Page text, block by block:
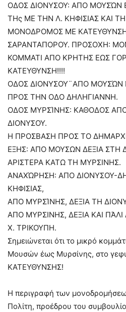
ΟΔΟΣ ΔΙΟΝΥΣΟΥ: ΑΠΟ ΜΟΥΣΏΝ
ΤΗς ΜΕ ΤΗΝ Λ. ΚΗΦΙΣΙΑΣ ΚΑΙ
ΜΟΝΟΔΡΟΜΟΣ ΜΕ
ΣΑΡΑΝΤΑΠΟΡΟΥ. ΠΡΟΣΟΧΗ:
ΚΟΜΜΑΤΙ ΑΠΟ ΚΡΗΤΗΣ ΕΩΣ
ΚΑΤΕΥΘΥΝΣΗ!!!!
ΟΔΟΣ ΔΙΟΝΥΣΟΥ¨ΑΠΟ ΜΟΥΣΏΝ
ΠΡΟΣ ΤΗΝ ΟΔΟ ΔΗΛΗΓΙΑΝΝΗ.
ΟΔΟΣ ΜΥΡΣΊΝΗΣ: ΚΑΘΟΔΟΣ
ΔΙΟΝΥΣΟΥ.
Η ΠΡΟΣΒΑΣΗ ΠΡΟΣ ΤΟ
ΕΞΗΣ: ΑΠΟ ΜΟΥΣΩΝ ΔΕΞΙΑ ΣΤΗ
ΑΡΙΣΤΕΡΑ ΚΑΤΩ ΤΗ ΜΥΡΣΙΝΗΣ.
ΑΝΑΧΏΡΗΣΗ: ΑΠΟ ΔΙΟΝΥΣΟΥ-
ΚΗΦΙΣΙΑΣ,
ΑΠΟ ΜΥΡΣΊΝΗΣ, ΔΕΞΙΑ ΤΗ
ΑΠΟ ΜΥΡΣΙΝΗΣ, ΔΕΞΙΑ ΚΑΙ
Χ. ΤΡΙΚΟΥΠΗ.
Σημειώνεται ότι το μικρό
Μουσών έως Μυρσίνης, στο
ΚΑΤΕΥΘΥΝΣΗΣ!
Η περιγραφή των
Πολίτη, προέδρου του